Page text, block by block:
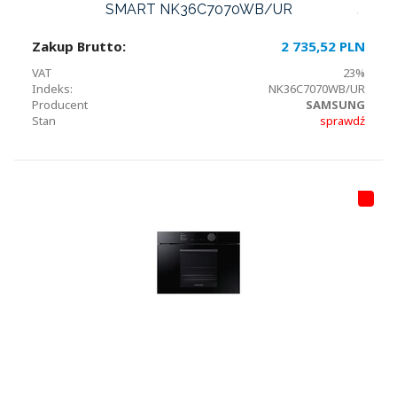
SMART NK36C7070WB/UR
Zakup Brutto: 2 735,52 PLN
VAT
23%
Indeks:
NK36C7070WB/UR
Producent
SAMSUNG
Stan
sprawdź
HI
S
T